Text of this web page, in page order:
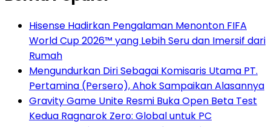
Hisense Hadirkan Pengalaman Menonton FIFA
World Cup 2026™ yang Lebih Seru dan Imersif dari
Rumah
Mengundurkan Diri Sebagai Komisaris Utama PT.
Pertamina (Persero), Ahok Sampaikan Alasannya
Gravity Game Unite Resmi Buka Open Beta Test
Kedua Ragnarok Zero: Global untuk PC